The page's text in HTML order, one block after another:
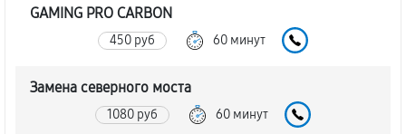
GAMING PRO CARBON
450 руб 60 минут
Замена северного моста
1080 руб 60 минут